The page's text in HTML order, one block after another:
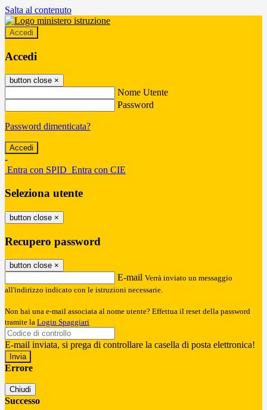
Salta al contenuto
Accedi
Accedi
button close ×
Nome Utente
Password
Password dimenticata?
-
Entra con SPID Entra con CIE
Seleziona utente
button close ×
Recupero password
button close ×
E-mail Verrà inviato un messaggio
all'indirizzo indicato con le istruzioni necessarie.
Non hai una e-mail associata al nome utente? Effettua il reset della password
tramite la Login Spaggiari
E-mail inviata, si prega di controllare la casella di posta elettronica!
Errore
Chiudi
Successo